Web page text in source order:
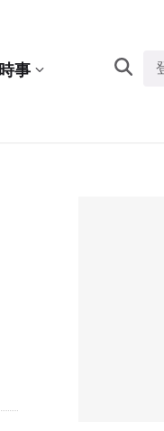
時事